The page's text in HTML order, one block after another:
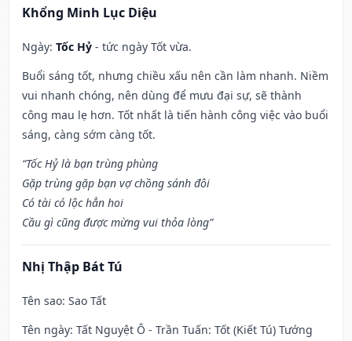
Khổng Minh Lục Diệu
Ngày: Tốc Hỷ - tức ngày Tốt vừa.
Buổi sáng tốt, nhưng chiều xấu nên cần làm nhanh. Niềm
vui nhanh chóng, nên dùng để mưu đại sự, sẽ thành
công mau lẹ hơn. Tốt nhất là tiến hành công việc vào buổi
sáng, càng sớm càng tốt.
“Tốc Hỷ là bạn trùng phùng
Gặp trùng gặp bạn vợ chồng sánh đôi
Có tài có lộc hẳn hoi
Cầu gì cũng được mừng vui thỏa lòng”
Nhị Thập Bát Tú
Tên sao: Sao Tất
Tên ngày: Tất Nguyệt Ô - Trần Tuấn: Tốt (Kiết Tú) Tướng